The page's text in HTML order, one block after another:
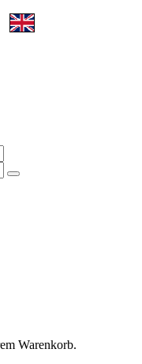
Warenkorb.